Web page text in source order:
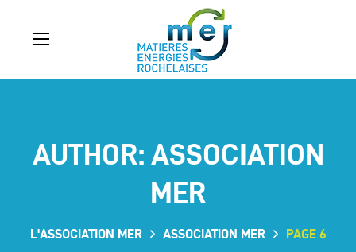
AUTHOR: ASSOCIATION
MER
L'ASSOCIATION MER ASSOCIATION MER PAGE 6